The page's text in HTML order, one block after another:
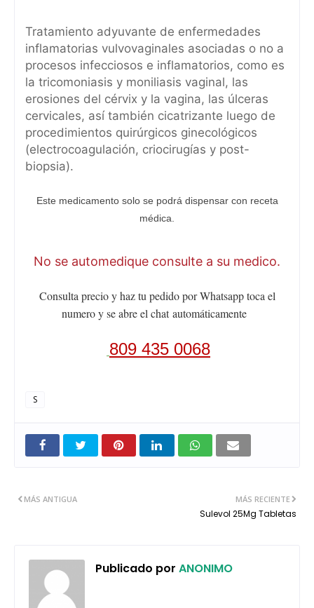
Tratamiento adyuvante de enfermedades
inflamatorias vulvovaginales asociadas o no a
procesos infecciosos e inflamatorios, como es
la tricomoniasis y moniliasis vaginal, las
erosiones del cérvix y la vagina, las úlceras
cervicales, así también cicatrizante luego de
procedimientos quirúrgicos ginecológicos
(electrocoagulación, criocirugías y post-
biopsia).
Este medicamento solo se podrá dispensar con receta
médica.
No se automedique consulte a su medico.
Consulta precio y haz tu pedido por Whatsapp toca el
numero y se abre el chatautomáticamente
809 435 0068
S
MÁS RECIENTE
Sulevol 25Mg Tabletas
MÁS ANTIGUA
Publicado por ANONIMO